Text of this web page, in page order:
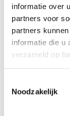
informatie over
partners voor
partners
informatie die u
verzameld op
Noodzakelijk